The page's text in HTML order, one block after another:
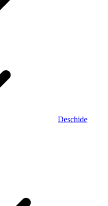
Deschide